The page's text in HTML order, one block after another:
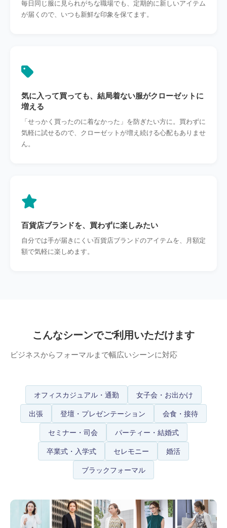
毎日同じ服に見られがちな職場でも、定期的に新しいアイテム
が届くので、いつも新鮮な印象を保てます。
気に入って買っても、結局着ない服がクローゼットに
増える
「せっかく買ったのに着なかった」を防ぎたい方に。買わずに
気軽に試せるので、クローゼットが増え続ける心配もありませ
ん。
百貨店ブランドを、買わずに楽しみたい
自分では手が届きにくい百貨店ブランドのアイテムを、月額定
額で気軽に楽しめます。
こんなシーンでご利用いただけます
ビジネスからフォーマルまで幅広いシーンに対応
オフィスカジュアル・通勤 女子会・お出かけ
出張 登壇・プレゼンテーション 会食・接待
セミナー・司会 パーティー・結婚式
卒業式・入学式 セレモニー 婚活
ブラックフォーマル